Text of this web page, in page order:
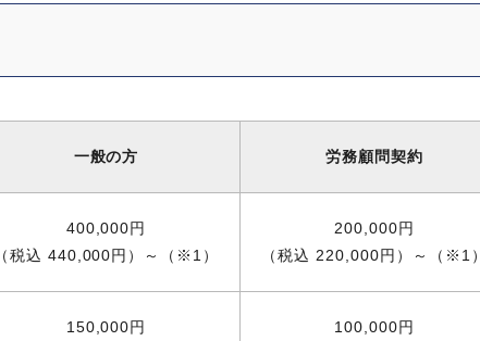
一般の方 労務顧問契約
400,000円
（税込 440,000円）～（※1）
200,000円
（税込 220,000円）～（※1）
150,000円
100,000円